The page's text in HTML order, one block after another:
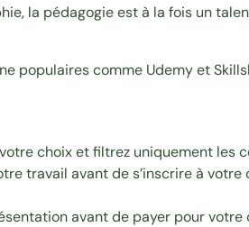
la pédagogie est à la fois un
populaires comme Udemy et
choix et filtrez uniquement les
travail avant de s’inscrire à votre
avant de payer pour votre